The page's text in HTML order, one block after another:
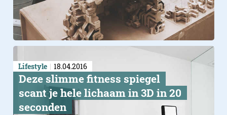
Lifestyle 18.04.2016
Deze slimme fitness spiegel
scant je hele lichaam in 3D in 20
seconden